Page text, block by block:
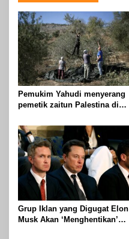
Pemukim Yahudi menyerang
pemetik zaitun Palestina di
Grup Iklan yang Digugat Elon
Musk Akan ‘Menghentikan’